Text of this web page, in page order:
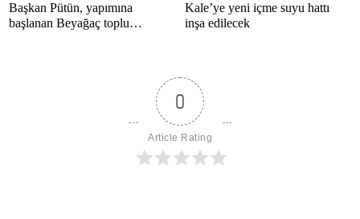
Başkan Pütün, yapımına
başlanan Beyağaç toplu
Kale’ye yeni içme suyu hattı
inşa edilecek
0
Article Rating